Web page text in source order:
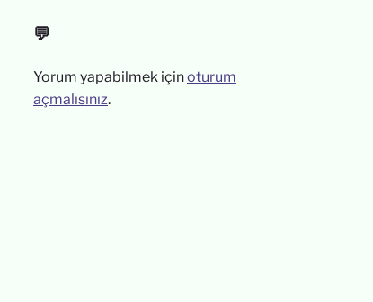
💬
Yorum yapabilmek içinoturum
açmalısınız.